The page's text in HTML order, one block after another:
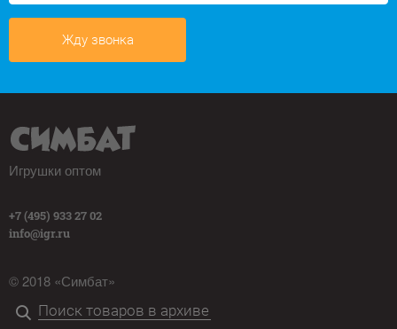
Жду звонка
Игрушки оптом
+7 (495) 933 27 02
info@igr.ru
© 2018 «Симбат»